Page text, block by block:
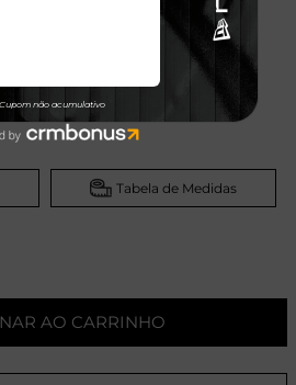
Tabela de Medidas
AO CARRINHO